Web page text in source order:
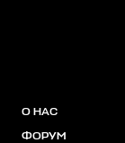
О НАС
ФОРУМ